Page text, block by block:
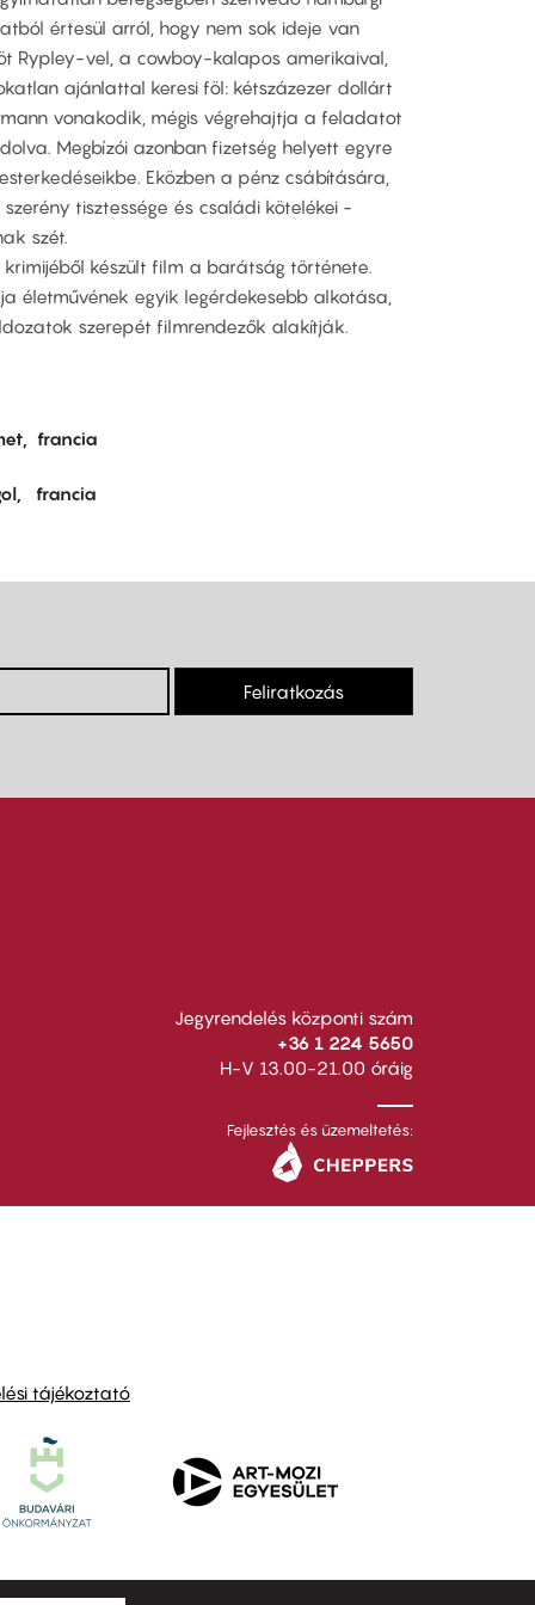
értesül arról, hogy nem sok ideje van
Rypley-vel, a cowboy-kalapos amerikaival,
ajánlattal keresi föl: kétszázezer dollárt
vonakodik, mégis végrehajtja a feladatot
Megbízói azonban fizetség helyett egyre
Eközben a pénz csábítására,
tisztessége és családi kötelékei -
szét.
krimijéből készült film a barátság története.
életművének egyik legérdekesebb alkotása,
szerepét filmrendezők alakítják.
francia
francia
Feliratkozás
Jegyrendelés központi szám
+36 1 224 5650
H-V 13.00-21.00 óráig
Fejlesztés és üzemeltetés:
tájékoztató